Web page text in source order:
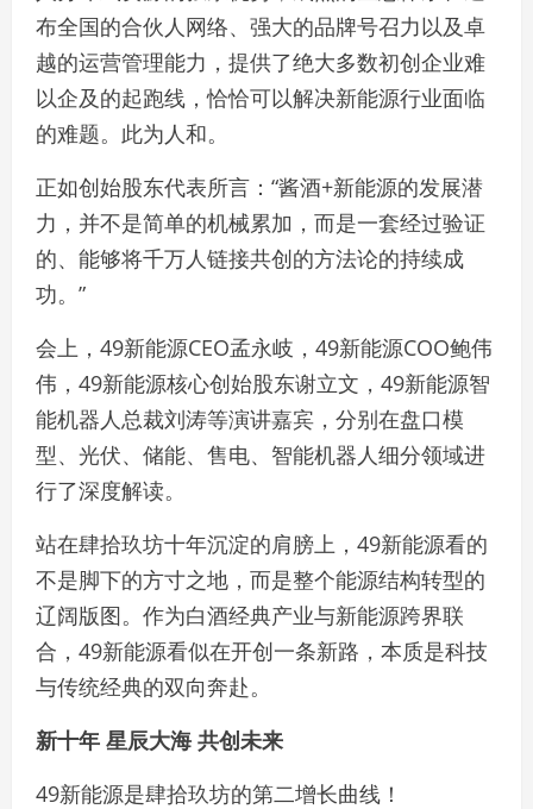
布全国的合伙人网络、强大的品牌号召力以及卓
越的运营管理能力，提供了绝大多数初创企业难
以企及的起跑线，恰恰可以解决新能源行业面临
的难题。此为人和。
正如创始股东代表所言：“酱酒+新能源的发展潜
力，并不是简单的机械累加，而是一套经过验证
的、能够将千万人链接共创的方法论的持续成
功。”
会上，49新能源CEO孟永岐，49新能源COO鲍伟
伟，49新能源核心创始股东谢立文，49新能源智
能机器人总裁刘涛等演讲嘉宾，分别在盘口模
型、光伏、储能、售电、智能机器人细分领域进
行了深度解读。
站在肆拾玖坊十年沉淀的肩膀上，49新能源看的
不是脚下的方寸之地，而是整个能源结构转型的
辽阔版图。作为白酒经典产业与新能源跨界联
合，49新能源看似在开创一条新路，本质是科技
与传统经典的双向奔赴。
新十年 星辰大海 共创未来
49新能源是肆拾玖坊的第二增长曲线！